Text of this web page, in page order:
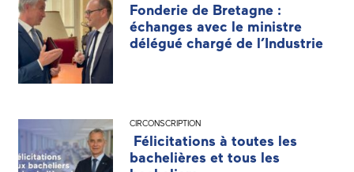
Fonderie de Bretagne :
échanges avec le ministre
délégué chargé de l’Industrie
CIRCONSCRIPTION
Félicitations à toutes les
bachelières et tous les